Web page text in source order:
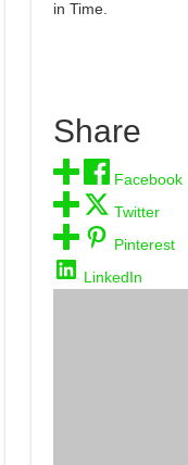
in Time.
Share
Facebook
Twitter
Pinterest
LinkedIn